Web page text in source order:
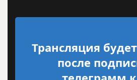
Трансляция
после